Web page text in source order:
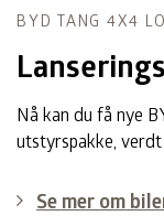
BYD TANG 4X4
Nå kan du få nye
utstyrspakke,
Se mer om